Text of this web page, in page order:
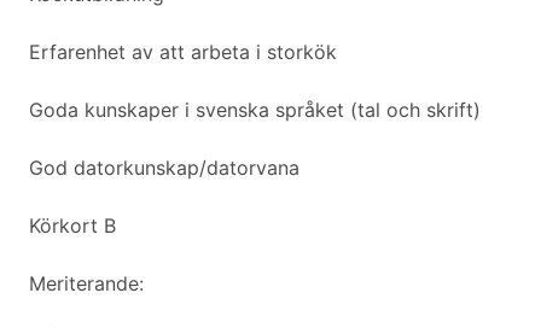
Erfarenhet av att arbeta i storkök
Goda kunskaper i svenska språket (tal och skrift)
God datorkunskap/datorvana
Körkort B
Meriterande: